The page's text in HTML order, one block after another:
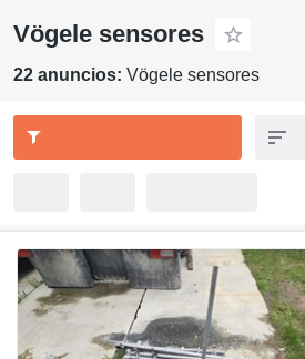
Vögele sensores
22 anuncios: Vögele sensores